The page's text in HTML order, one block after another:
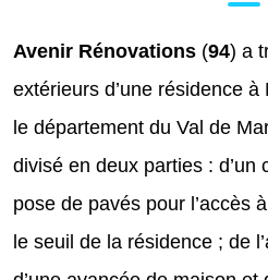
Avenir Rénovations (94) a
extérieurs d’une résidence
le département du Val de
divisé en deux parties : d’un
pose de pavés pour l’accès
le seuil de la résidence ; de